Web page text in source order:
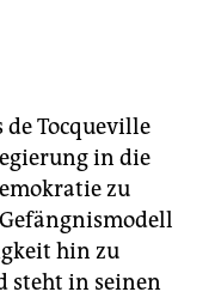
Tocque­ville
in die
zu
hin zu
steht in seinen